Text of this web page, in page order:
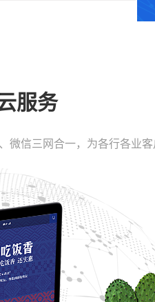
服务
微信三网合一，为各行各业